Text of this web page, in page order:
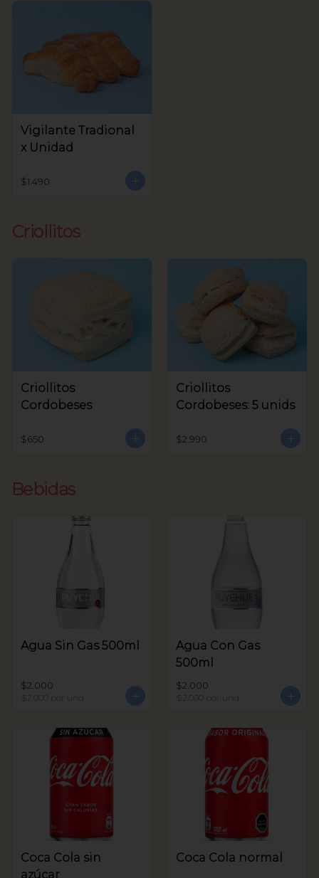
Vigilante Tradional
x Unidad
$1.490
Criollitos
Criollitos
Cordobeses
$650
Criollitos
Cordobeses: 5 unids
$2.990
Bebidas
Agua Sin Gas 500ml
$2.000
$2.000 por und
Agua Con Gas
500ml
$2.000
$2.000 por und
Coca Cola sin
azúcar
Coca Cola normal